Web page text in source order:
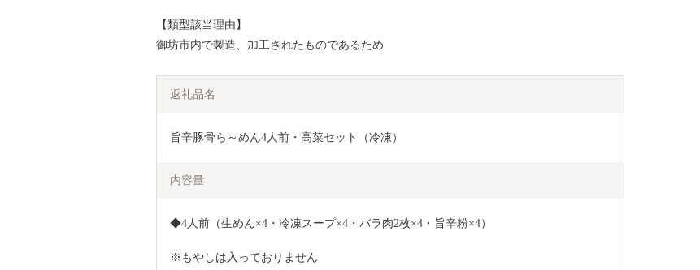
【類型該当理由】
御坊市内で製造、加工されたものであるため
返礼品名
旨辛豚骨ら～めん4人前・高菜セット（冷凍）
内容量
◆4人前（生めん×4・冷凍スープ×4・バラ肉2枚×4・旨辛粉×4）
※もやしは入っておりません